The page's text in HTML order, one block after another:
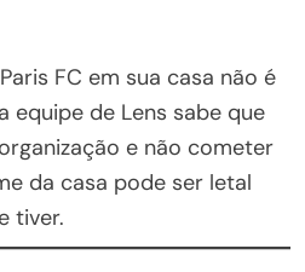
FC em sua casa não é
equipe de Lens sabe que
e não cometer
da casa pode ser letal
tiver.